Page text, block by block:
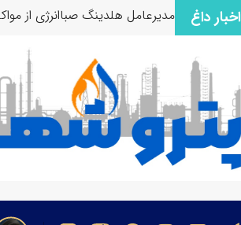
اخبار داغ مدیرعامل هلدینگ صباانرژی از